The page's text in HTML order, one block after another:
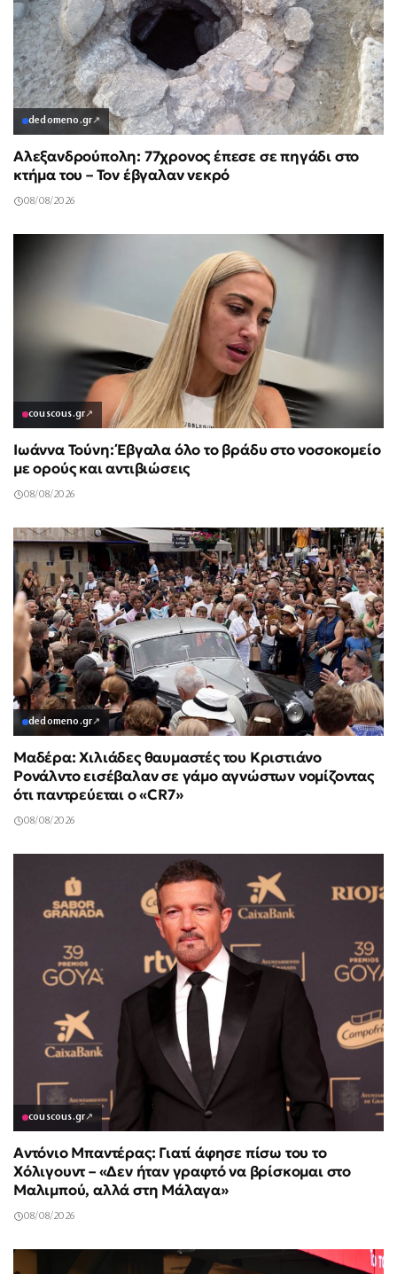
dedomeno.gr↗
Αλεξανδρούπολη: 77χρονος έπεσε σε πηγάδι στο
κτήμα του – Τον έβγαλαν νεκρό
08/08/2026
couscous.gr↗
Ιωάννα Τούνη: Έβγαλα όλο το βράδυ στο νοσοκομείο
με ορούς και αντιβιώσεις
08/08/2026
dedomeno.gr↗
Μαδέρα: Χιλιάδες θαυμαστές του Κριστιάνο
Ρονάλντο εισέβαλαν σε γάμο αγνώστων νομίζοντας
ότι παντρεύεται ο «CR7»
08/08/2026
couscous.gr↗
Αντόνιο Μπαντέρας: Γιατί άφησε πίσω του το
Χόλιγουντ – «Δεν ήταν γραφτό να βρίσκομαι στο
Μαλιμπού, αλλά στη Μάλαγα»
08/08/2026